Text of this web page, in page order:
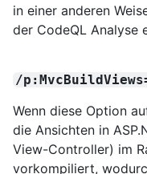
in einer anderen
der CodeQL Analyse
/
Wenn diese Option
die Ansichten in
View-Controller) im
vorkompiliert,